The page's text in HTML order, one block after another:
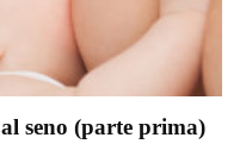
seno (parte prima)